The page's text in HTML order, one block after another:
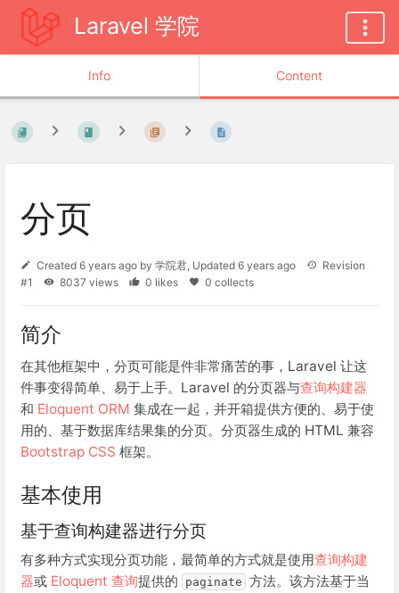
Laravel 学院
Info Content
分页
Created 6 years ago by 学院君, Updated 6 years ago
Revision
#1
8037 views 0 likes 0 collects
简介
在其他框架中，分页可能是件非常痛苦的事，Laravel 让这
件事变得简单、易于上手。Laravel 的分页器与查询构建器
和 Eloquent ORM 集成在一起，并开箱提供方便的、易于使
用的、基于数据库结果集的分页。分页器生成的 HTML 兼容
Bootstrap CSS 框架。
基本使用
基于查询构建器进行分页
有多种方式实现分页功能，最简单的方式就是使用查询构建
器或 Eloquent 查询提供的 paginate 方法。该方法基于当